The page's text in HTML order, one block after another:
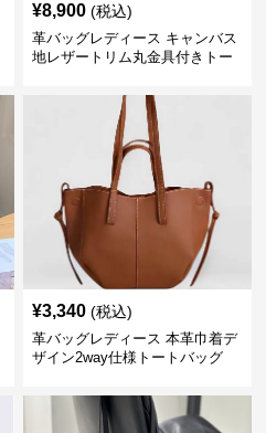
¥8,900 (税込)
革バッグレディース キャンバス
地レザートリム丸金具付きトー
¥3,340 (税込)
革バッグレディース 本革巾着デ
ザイン2way仕様トートバッグ